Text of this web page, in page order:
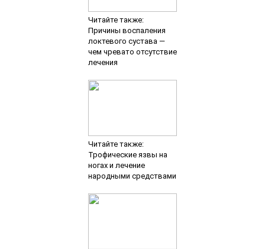
Читайте также:
Причины воспаления
локтевого сустава —
чем чревато отсутствие
лечения
Читайте также:
Трофические язвы на
ногах и лечение
народными средствами